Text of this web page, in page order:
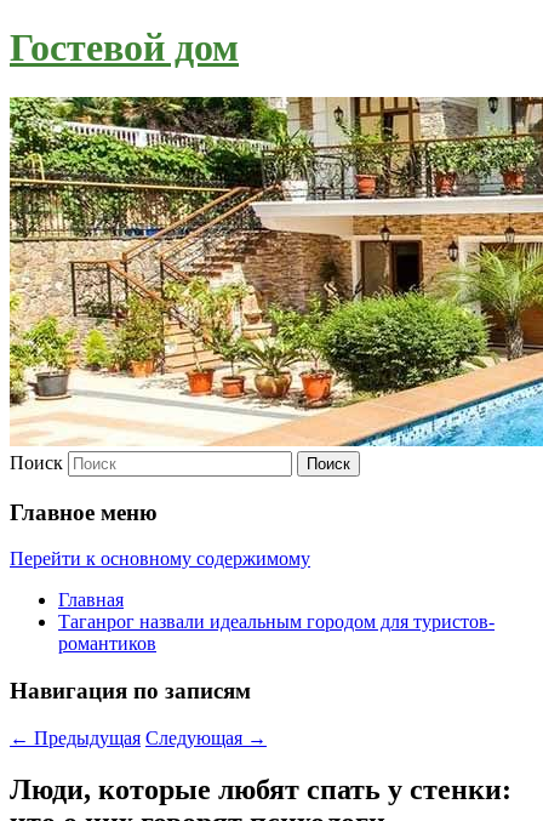
Гостевой дом
Поиск
Главное меню
Перейти к основному содержимому
Главная
Таганрог назвали идеальным городом для туристов-
романтиков
Навигация по записям
← Предыдущая Следующая →
Люди, которые любят спать у стенки: